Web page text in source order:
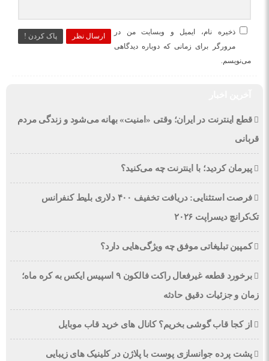
ارسال نظر پاک کردن !
ذخیره نام، ایمیل و وبسایت من در
مرورگر برای زمانی که دوباره دیدگاهی
می‌نویسم.
قطع اینترنت در ایران؛ وقتی «امنیت» بهانه می‌شود و زندگی مردم
قربانی
پیرمان کردید؛ با اینترنت چه می‌کنید؟
فرصت استثنایی: دریافت تخفیف ۴۰۰ دلاری بلیط کنفرانس
تک‌کرانچ دیسراپت ۲۰۲۶
کمپین تبلیغاتی موفق چه ویژگی‌هایی دارد؟
برخورد قطعه غیرفعال راکت فالکون ۹ اسپیس ایکس به کره ماه؛
زمان و جزئیات دقیق حادثه
از کجا قاب گوشی بخریم؟ کانال های خرید قاب موبایل
پشت پرده جوانسازی پوست با پلاژن در کلینیک های زیبایی